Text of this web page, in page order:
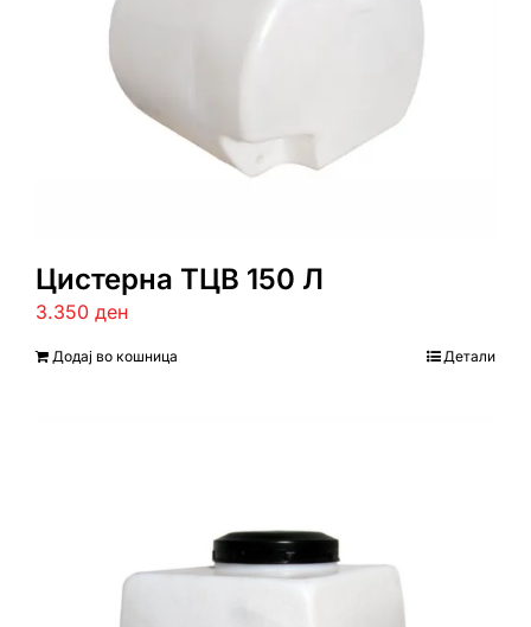
Цистерна ТЦВ 150 Л
3.350 ден
Додај во кошница Детали